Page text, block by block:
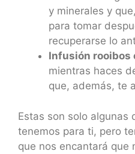
y minerales y
para tomar
recuperarse lo
Infusión rooibos
mientras haces
que, además, te
Estas son solo algunas
tenemos para ti, pero
que nos encantará que